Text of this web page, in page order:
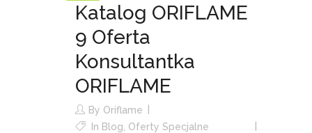
Katalog ORIFLAME
9 Oferta
Konsultantka
ORIFLAME
By Oriflame
In Blog Oferty Specjalne